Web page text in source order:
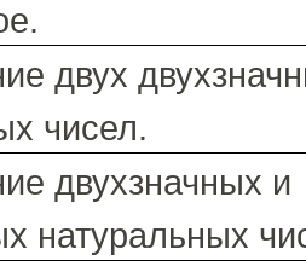
двух
чисел.
двухзначных и
натуральных